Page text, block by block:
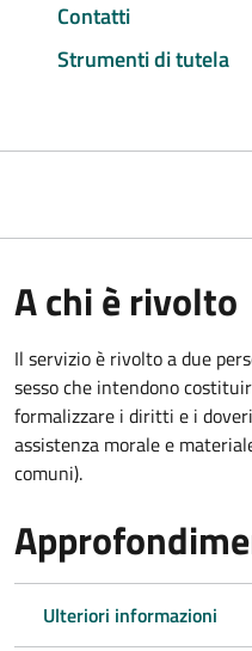
Contatti
Strumenti di tutela
A chi è rivolto
Il servizio è rivolto a due
sesso che intendono
formalizzare i diritti e i
assistenza morale e
comuni).
Ulteriori informazioni